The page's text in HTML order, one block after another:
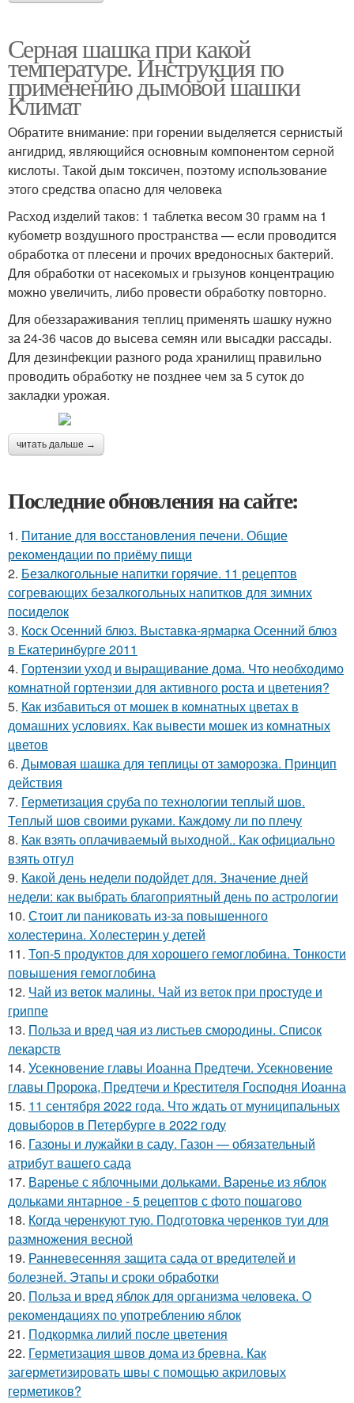
Серная шашка при какой
температуре. Инструкция по
применению дымовой шашки
Климат
Обратите внимание: при горении выделяется сернистый
ангидрид, являющийся основным компонентом серной
кислоты. Такой дым токсичен, поэтому использование
этого средства опасно для человека
Расход изделий таков: 1 таблетка весом 30 грамм на 1
кубометр воздушного пространства — если проводится
обработка от плесени и прочих вредоносных бактерий.
Для обработки от насекомых и грызунов концентрацию
можно увеличить, либо провести обработку повторно.
Для обеззараживания теплиц применять шашку нужно
за 24-36 часов до высева семян или высадки рассады.
Для дезинфекции разного рода хранилищ правильно
проводить обработку не позднее чем за 5 суток до
закладки урожая.
читать дальше →
Последние обновления на сайте:
1. Питание для восстановления печени. Общие
рекомендации по приёму пищи
2. Безалкогольные напитки горячие. 11 рецептов
согревающих безалкогольных напитков для зимних
посиделок
3. Коск Осенний блюз. Выставка-ярмарка Осенний блюз
в Екатеринбурге 2011
4. Гортензии уход и выращивание дома. Что необходимо
комнатной гортензии для активного роста и цветения?
5. Как избавиться от мошек в комнатных цветах в
домашних условиях. Как вывести мошек из комнатных
цветов
6. Дымовая шашка для теплицы от заморозка. Принцип
действия
7. Герметизация сруба по технологии теплый шов.
Теплый шов своими руками. Каждому ли по плечу
8. Как взять оплачиваемый выходной.. Как официально
взять отгул
9. Какой день недели подойдет для. Значение дней
недели: как выбрать благоприятный день по астрологии
10. Стоит ли паниковать из-за повышенного
холестерина. Холестерин у детей
11. Топ-5 продуктов для хорошего гемоглобина. Тонкости
повышения гемоглобина
12. Чай из веток малины. Чай из веток при простуде и
гриппе
13. Польза и вред чая из листьев смородины. Список
лекарств
14. Усекновение главы Иоанна Предтечи. Усекновение
главы Пророка, Предтечи и Крестителя Господня Иоанна
15. 11 сентября 2022 года. Что ждать от муниципальных
довыборов в Петербурге в 2022 году
16. Газоны и лужайки в саду. Газон — обязательный
атрибут вашего сада
17. Варенье с яблочными дольками. Варенье из яблок
дольками янтарное - 5 рецептов с фото пошагово
18. Когда черенкуют тую. Подготовка черенков туи для
размножения весной
19. Ранневесенняя защита сада от вредителей и
болезней. Этапы и сроки обработки
20. Польза и вред яблок для организма человека. О
рекомендациях по употреблению яблок
21. Подкормка лилий после цветения
22. Герметизация швов дома из бревна. Как
загерметизировать швы с помощью акриловых
герметиков?